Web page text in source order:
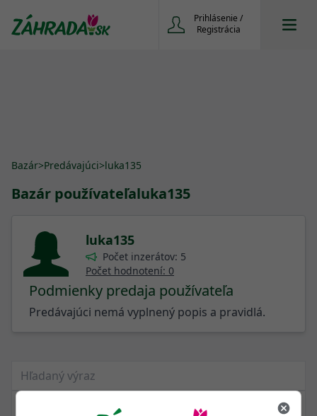
Prihlásenie /
Registrácia
Bazár>Predávajúci>luka135
Bazár používateľaluka135
luka135
Počet inzerátov: 5
Počet hodnotení: 0
Podmienky predaja používateľa
Predávajúci nemá vyplnený popis a pravidlá.